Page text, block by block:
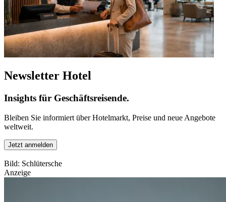
Newsletter Hotel
Insights für Geschäftsreisende.
Bleiben Sie informiert über Hotelmarkt, Preise und neue Angebote
weltweit.
Jetzt anmelden
Bild: Schlütersche
Anzeige